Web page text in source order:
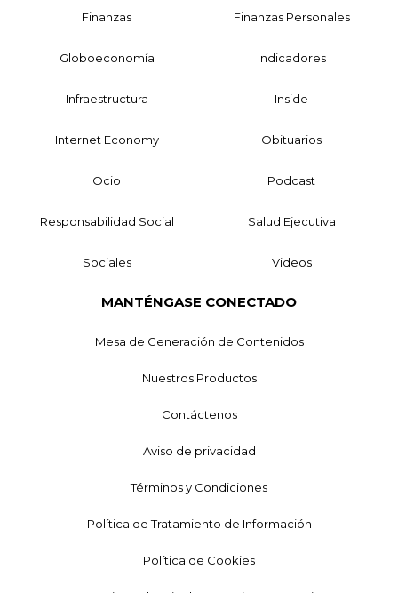
Finanzas Finanzas Personales
Globoeconomía Indicadores
Infraestructura Inside
Internet Economy Obituarios
Ocio Podcast
Responsabilidad Social Salud Ejecutiva
Sociales Videos
MANTÉNGASE CONECTADO
Mesa de Generación de Contenidos
Nuestros Productos
Contáctenos
Aviso de privacidad
Términos y Condiciones
Política de Tratamiento de Información
Política de Cookies